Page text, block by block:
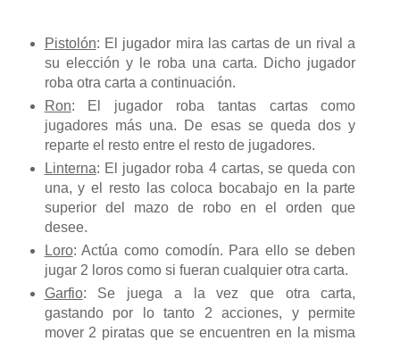
Pistolón: El jugador mira las cartas de un rival a
su elección y le roba una carta. Dicho jugador
roba otra carta a continuación.
Ron: El jugador roba tantas cartas como
jugadores más una. De esas se queda dos y
reparte el resto entre el resto de jugadores.
Linterna: El jugador roba 4 cartas, se queda con
una, y el resto las coloca bocabajo en la parte
superior del mazo de robo en el orden que
desee.
Loro: Actúa como comodín. Para ello se deben
jugar 2 loros como si fueran cualquier otra carta.
Garfio: Se juega a la vez que otra carta,
gastando por lo tanto 2 acciones, y permite
mover 2 piratas que se encuentren en la misma